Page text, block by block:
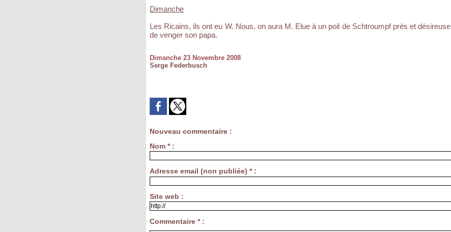
Dimanche
Les Ricains, ils ont eu W. Nous, on aura M. Elue à un poil de Schtroumpf près et désireuse
de venger son papa.
Dimanche 23 Novembre 2008
Serge Federbusch
Nouveau commentaire :
Nom * :
Adresse email (non publiée) * :
Site web :
Commentaire * :